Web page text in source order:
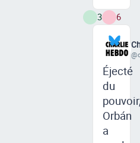
3 6
Éjecté
du
Orbán
a